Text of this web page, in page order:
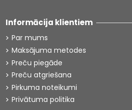
Informācija klientiem
Par mums
Maksājuma metodes
Preču piegāde
Preču atgriešana
Pirkuma noteikumi
Privātuma politika